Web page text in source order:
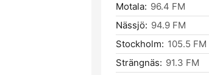
Motala: 96.4 FM
Nässjö: 94.9 FM
Stockholm: 105.5 FM
Strängnäs: 91.3 FM